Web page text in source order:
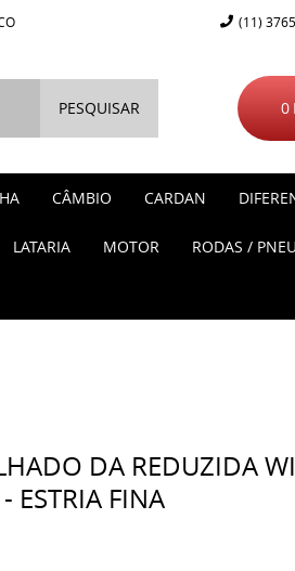
(11)
PESQUISAR 0
CÂMBIO CARDAN
LATARIA MOTOR RODAS /
DA REDUZIDA
ESTRIA FINA